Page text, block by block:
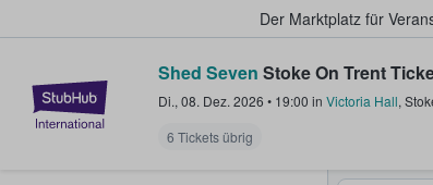
Der Marktplatz für
StubHub - Wo Fans
Shed Seven Stoke On Trent
Di., 08. Dez. 2026 • 19:00 in Victoria Hall,
6 Tickets übrig